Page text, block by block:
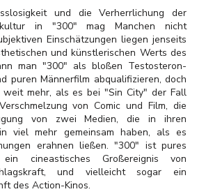
und die Verherrlichung der
in "300" mag Manchen nicht
Einschätzungen liegen jenseits
und künstlerischen Werts des
man "300" als bloßen Testosteron-
puren Männerfilm abqualifizieren, doch
mehr, als es bei "Sin City" der Fall
von Comic und Film, die
von zwei Medien, die in ihren
viel mehr gemeinsam haben, als es
erahnen ließen. "300" ist pures
cineastisches Großereignis von
und vielleicht sogar ein
des Action-Kinos.